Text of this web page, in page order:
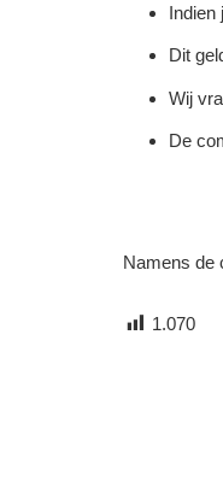
Indien
Dit
Wij
De
Namens de
1.070